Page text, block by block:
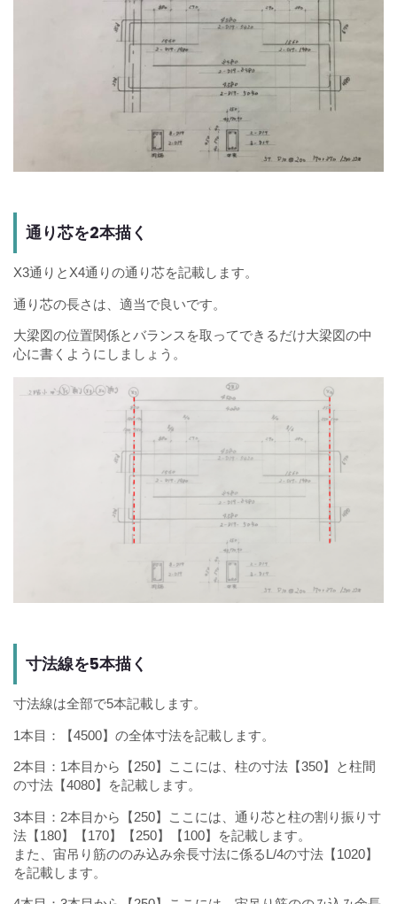
通り芯を2本描く
X3通りとX4通りの通り芯を記載します。
通り芯の長さは、適当で良いです。
大梁図の位置関係とバランスを取ってできるだけ大梁図の中
心に書くようにしましょう。
寸法線を5本描く
寸法線は全部で5本記載します。
1本目：【4500】の全体寸法を記載します。
2本目：1本目から【250】ここには、柱の寸法【350】と柱間
の寸法【4080】を記載します。
3本目：2本目から【250】ここには、通り芯と柱の割り振り寸
法【180】【170】【250】【100】を記載します。
また、宙吊り筋ののみ込み余長寸法に係るL/4の寸法【1020】
を記載します。